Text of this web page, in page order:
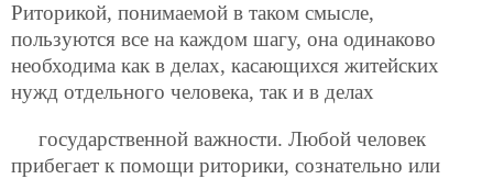
Риторикой, понимаемой в таком смысле,
пользуются все на каждом шагу, она одинаково
необходима как в делах, касающихся житейских
нужд отдельного человека, так и в делах
государственной важности. Любой человек
прибегает к помощи риторики, сознательно или